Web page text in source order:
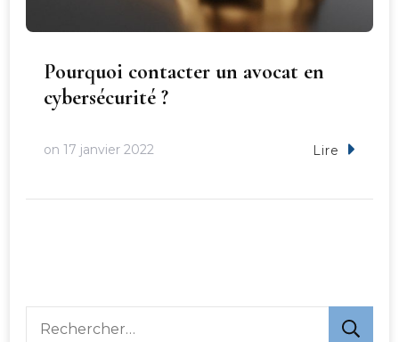
Pourquoi contacter un avocat en
cybersécurité ?
on 17 janvier 2022 Lire
Rechercher :